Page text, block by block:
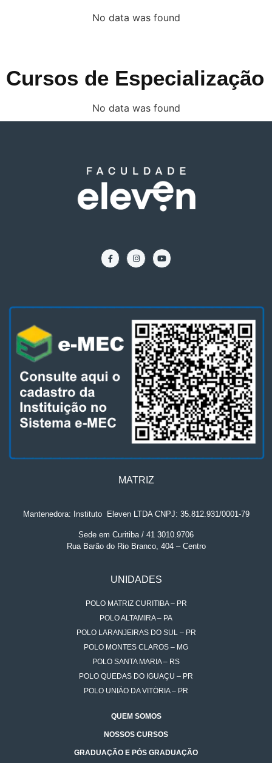
No data was found
Cursos de Especialização
No data was found
MATRIZ
Mantenedora: Instituto. Eleven LTDA CNPJ: 35.812.931/0001-79
Sede em Curitiba / 41 3010.9706
Rua Barão do Rio Branco, 404 – Centro
UNIDADES
POLO MATRIZ CURITIBA – PR
POLO ALTAMIRA – PA
POLO LARANJEIRAS DO SUL – PR
POLO MONTES CLAROS – MG
POLO SANTA MARIA – RS
POLO QUEDAS DO IGUAÇU – PR
POLO UNIÃO DA VITÓRIA – PR
QUEM SOMOS
NOSSOS CURSOS
GRADUAÇÃO E PÓS GRADUAÇÃO